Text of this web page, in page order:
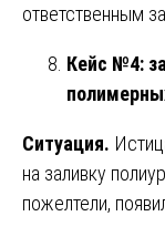
ответственным
Кейс №4:
Ситуация.
на заливку
пожелтели,